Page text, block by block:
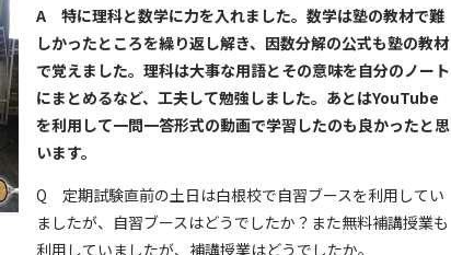
A 特に理科と数学に力を入れました。数学は塾の教材で難
しかったところを繰り返し解き、因数分解の公式も塾の教材
で覚えました。理科は大事な用語とその意味を自分のノート
にまとめるなど、工夫して勉強しました。あとはYouTube
を利用して一問一答形式の動画で学習したのも良かったと思
います。
Q 定期試験直前の土日は白根校で自習ブースを利用してい
ましたが、自習ブースはどうでしたか？また無料補講授業も
利用していましたが、補講授業はどうでしたか。